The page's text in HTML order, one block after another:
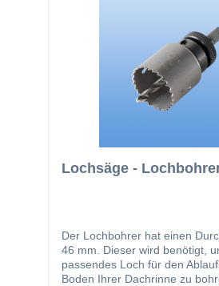
Lochsäge -
Der Lochbohrer hat einen
46 mm. Dieser wird benötigt,
passendes Loch für den
Boden Ihrer Dachrinne zu